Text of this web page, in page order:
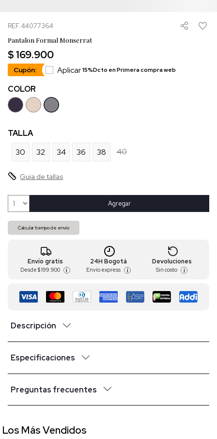
REF. 44077364
Pantalon Formal Monserrat
$ 169.900
Cupón: Aplicar15%Dcto en Primera compra web
COLOR
TALLA
30
32 34 36 38 40
Guia de tallas
Agregar
Calcular tiempo de envío
Envío gratis
Desde $ 199.900 i
24H Bogotá
Envío express i
Devoluciones
Sin costo i
Descripción
Especificaciones
Preguntas frecuentes
Los Más Vendidos